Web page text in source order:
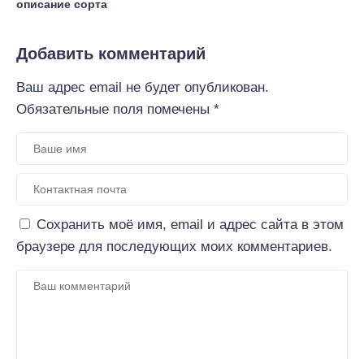
описание сорта
Добавить комментарий
Ваш адрес email не будет опубликован.
Обязательные поля помечены *
Сохранить моё имя, email и адрес сайта в этом
браузере для последующих моих комментариев.